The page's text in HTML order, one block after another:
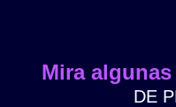
Mira
DE